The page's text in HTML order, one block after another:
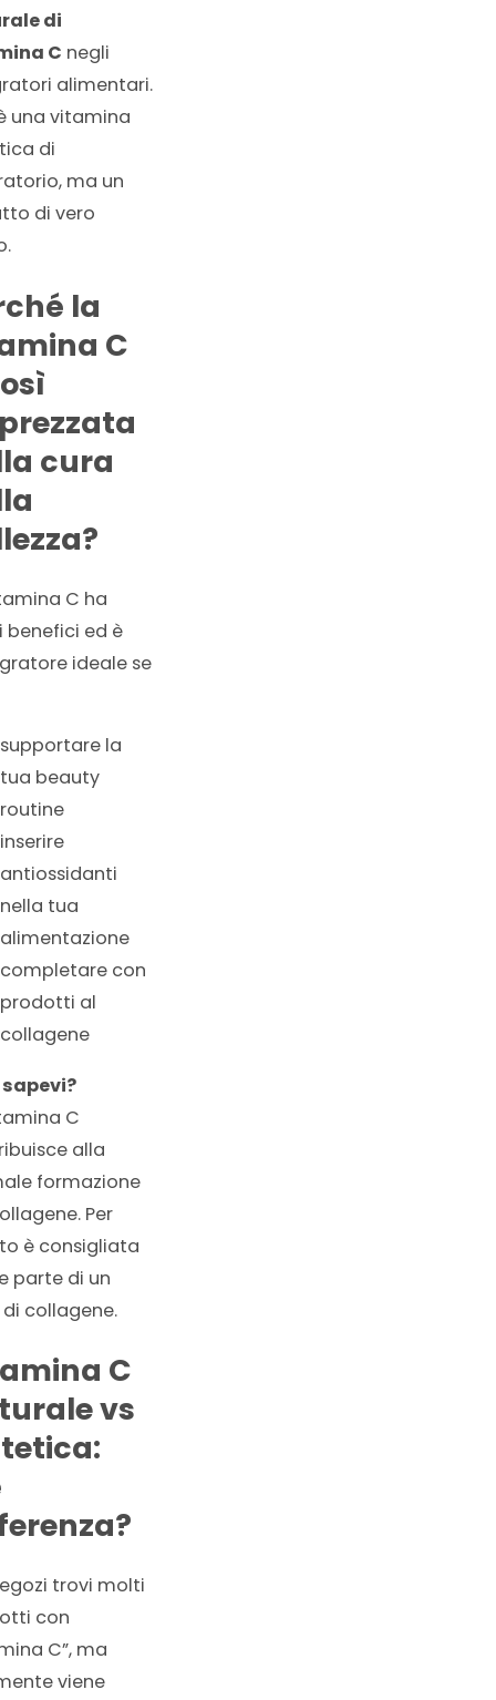
di
C negli
alimentari.
una vitamina
di
ma un
di vero
la
C
cura
C ha
benefici ed è
ideale se
supportare la
tua beauty
routine
inserire
antiossidanti
nella tua
alimentazione
completare con
prodotti al
collagene
sapevi?
C
alla
formazione
Per
è consigliata
parte di un
collagene.
C
vs
trovi molti
con
C”, ma
viene